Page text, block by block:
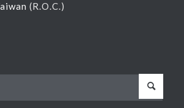
(R.O.C.)